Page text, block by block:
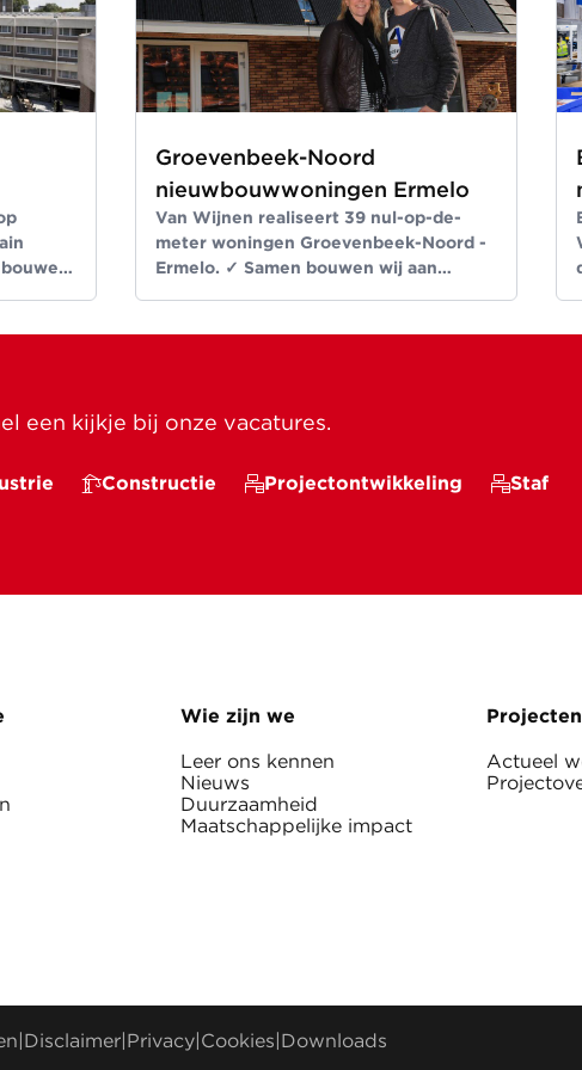
Groevenbeek-Noord
nieuwbouwwoningen Ermelo
Van Wijnen realiseert 39 nul-op-de-
meter woningen Groevenbeek-Noord -
Ermelo. ✓ Samen bouwen wij aan
een kijkje bij onze vacatures.
Constructie Projectontwikkeling Staf
Wie zijn we
Leer ons kennen
Nieuws
Duurzaamheid
Maatschappelijke impact
Projecten
Actueel
|Disclaimer|Privacy|Cookies|Downloads